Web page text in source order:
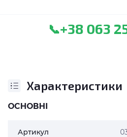
📞+38 063
Характеристики
ОСНОВНІ
Артикул